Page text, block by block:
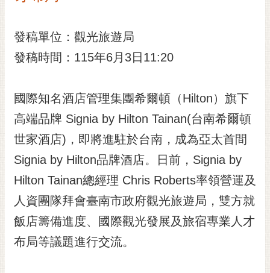
市民互動
黃
偉
哲
光
花
發稿單位：觀光旅遊局
發稿時間：115年6月3日11:20
國際知名酒店管理集團希爾頓（Hilton）旗下
高端品牌 Signia by Hilton Tainan(台南希爾頓
世家酒店)，即將進駐於台南，成為亞太首間
Signia by Hilton品牌酒店。日前，Signia by
Hilton Tainan總經理 Chris Roberts率領營運及
人資團隊拜會臺南市政府觀光旅遊局，雙方就
飯店籌備進度、國際觀光發展及旅宿專業人才
布局等議題進行交流。